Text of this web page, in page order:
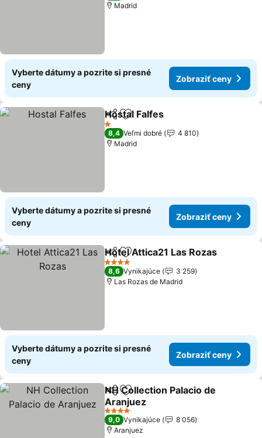
Madrid
Vyberte dátumy a pozrite si presné
ceny
Zobraziť ceny
ZdieľaťPridať do obľúbených
Hostal Falfes
1 Počet hviezdičiek
8,4 Veľmi dobré
4 810
Madrid
Vyberte dátumy a pozrite si presné
ceny
Zobraziť ceny
ZdieľaťPridať do obľúbených
Hotel Attica21 Las Rozas
4 Počet hviezdičiek
8,6 Vynikajúce
3 259
Las Rozas de Madrid
Vyberte dátumy a pozrite si presné
ceny
Zobraziť ceny
ZdieľaťPridať do obľúbených
NH Collection Palacio de
Aranjuez
4 Počet hviezdičiek
9,0 Vynikajúce
8 056
Aranjuez